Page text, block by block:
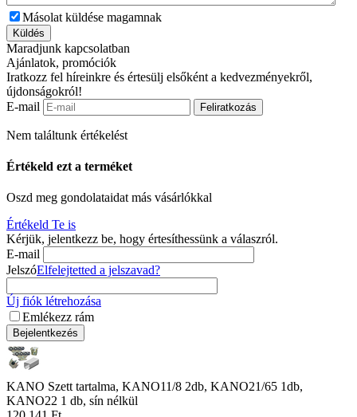
Másolat küldése magamnak
Küldés
Maradjunk kapcsolatban
Ajánlatok, promóciók
Iratkozz fel híreinkre és értesülj elsőként a kedvezményekről,
újdonságokról!
E-mail
Feliratkozás
Nem találtunk értékelést
Értékeld ezt a terméket
Oszd meg gondolataidat más vásárlókkal
Értékeld Te is
Kérjük, jelentkezz be, hogy értesíthessünk a válaszról.
E-mail
JelszóElfelejtetted a jelszavad?
Új fiók létrehozása
Emlékezz rám
Bejelentkezés
KANO Szett tartalma, KANO11/8 2db, KANO21/65 1db,
KANO22 1 db, sín nélkül